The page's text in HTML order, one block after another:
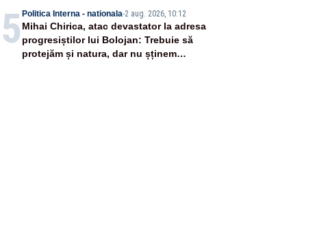
5 Politica Interna - nationala-2 aug. 2026, 10:12
Mihai Chirica, atac devastator la adresa
progresiștilor lui Bolojan: Trebuie să
protejăm și natura, dar nu șținem